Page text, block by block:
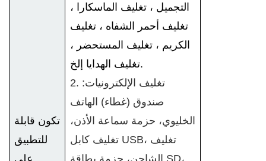
تكون قابلة
للتطبيق
على
التجميل ، تغليف الماسكارا ،
تغليف أحمر الشفاه ، تغليف
الكريم ، تغليف المستحضر ،
تغليف الهدايا إلخ.
2. تغليف الإلكترونيات:
صندوق (غطاء) الهاتف
الخليوي، حزمة سماعة الأذن،
تغليف كابل USB، تغليف
الشاحن، حزمة بطاقة SD،